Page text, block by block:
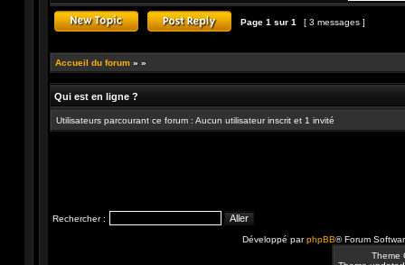
Page 1 sur 1 [ 3 messages ]
Accueil du forum » »
Qui est en ligne ?
Utilisateurs parcourant ce forum : Aucun utilisateur inscrit et 1 invité
Rechercher :
Développé parphpBB® Forum
Theme